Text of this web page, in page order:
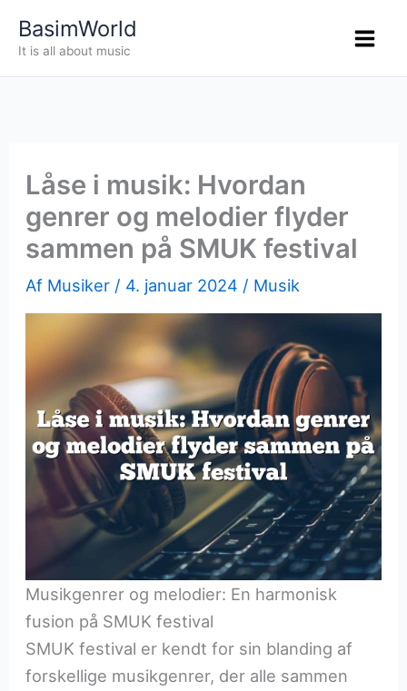
BasimWorld
It is all about music
Låse i musik: Hvordan
genrer og melodier flyder
sammen på SMUK festival
Af Musiker / 4. januar 2024 / Musik
Musikgenrer og melodier: En harmonisk
fusion på SMUK festival
SMUK festival er kendt for sin blanding af
forskellige musikgenrer, der alle sammen